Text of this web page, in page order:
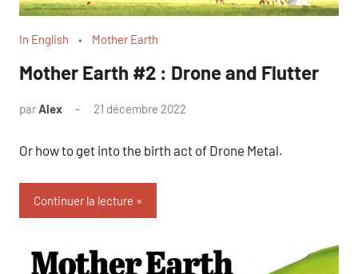
In English Mother Earth
Mother Earth #2 : Drone and Flutter
parAlex 21 décembre 2022
Or how to get into the birth act of Drone Metal.
Continuer la lecture